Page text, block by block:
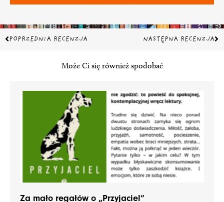
Prev
POPRZEDNIA RECENZJA NASTĘPNA RECENZJA
Może Ci się również spodobać
Za mało regałów o „Przyjaciel”